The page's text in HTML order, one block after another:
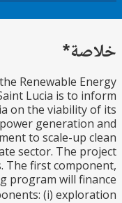
of the Renewable
for Saint Lucia is to
Lucia on the
for power
to scale-up
private sector. The
The first
program will
(i)